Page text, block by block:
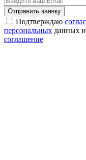
Отправить заявку
Подтверждаю
персональных данных
соглашение